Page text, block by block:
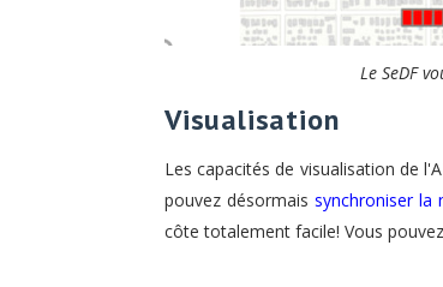
Le SeDF
Visualisation
Les capacités de visualisation de
pouvez désormais synchroniser la
côte totalement facile! Vous